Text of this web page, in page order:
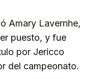
Amary Lavernhe,
puesto, y fue
por Jericco
del campeonato.